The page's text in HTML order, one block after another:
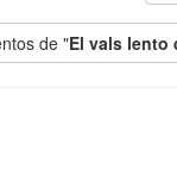
de "El vals lento